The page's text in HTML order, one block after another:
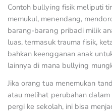
Contoh bullying fisik meliputi
memukul, menendang,
barang-barang pribadi milik
luas, termasuk trauma fisik,
bahkan keengganan anak
lainnya di mana bullying
Jika orang tua menemukan
atau melihat perubahan
pergi ke sekolah, ini bisa